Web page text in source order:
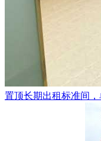
置顶长期出租标准间